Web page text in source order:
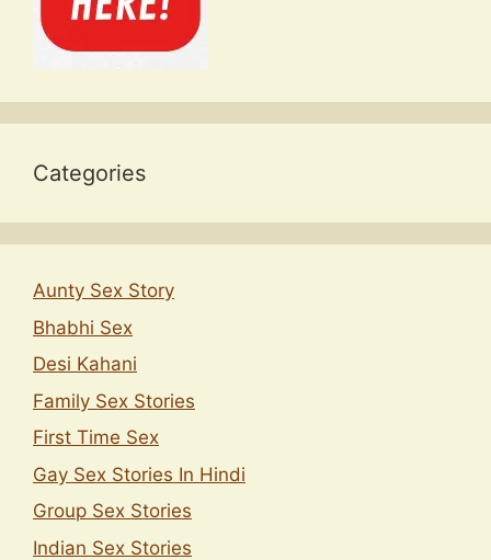
Categories
Aunty Sex Story
Bhabhi Sex
Desi Kahani
Family Sex Stories
First Time Sex
Gay Sex Stories In Hindi
Group Sex Stories
Indian Sex Stories